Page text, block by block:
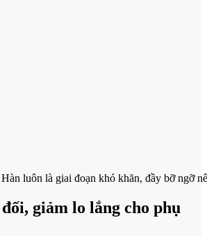
luôn là giai đoạn khó khăn, đầy bỡ ngỡ
giảm lo lắng cho phụ